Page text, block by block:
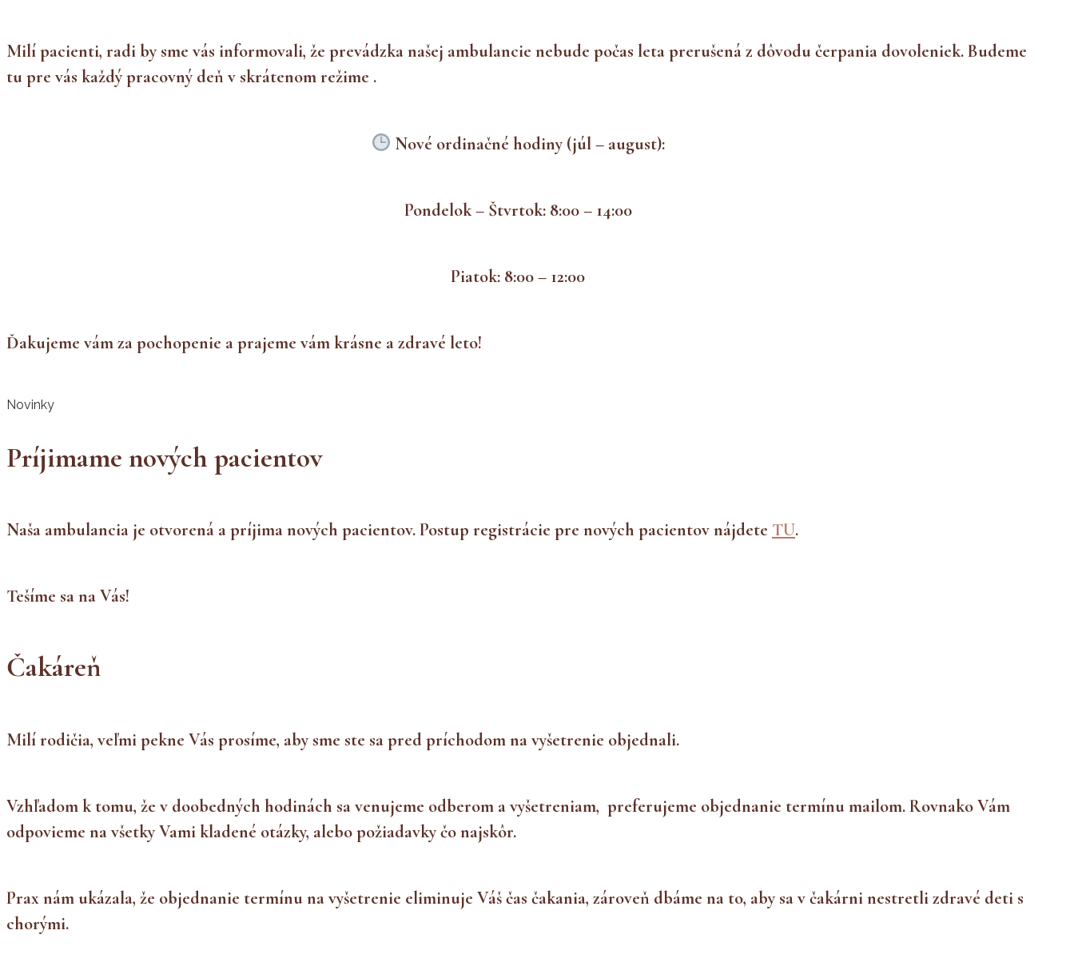
Milí pacienti, radi by sme vás informovali, že prevádzka našej ambulancie nebude počas leta prerušená z dôvodu čerpania dovoleniek. Budeme
tu pre vás každý pracovný deň v skrátenom režime .
Nové ordinačné hodiny (júl – august):
Pondelok – Štvrtok: 8:00 – 14:00
Piatok: 8:00 – 12:00
Ďakujeme vám za pochopenie a prajeme vám krásne a zdravé leto!
Novinky
Príjimame nových pacientov
Naša ambulancia je otvorená a príjima nových pacientov. Postup registrácie pre nových pacientov nájdete TU.
Tešíme sa na Vás!
Čakáreň
Milí rodičia, veľmi pekne Vás prosíme, aby sme ste sa pred príchodom na vyšetrenie objednali.
Vzhľadom k tomu, že v doobedných hodinách sa venujeme odberom a vyšetreniam, preferujeme objednanie termínu mailom. Rovnako Vám
odpovieme na všetky Vami kladené otázky, alebo požiadavky čo najskôr.
Prax nám ukázala, že objednanie termínu na vyšetrenie eliminuje Váš čas čakania, zároveň dbáme na to, aby sa v čakárni nestretli zdravé deti s
chorými.